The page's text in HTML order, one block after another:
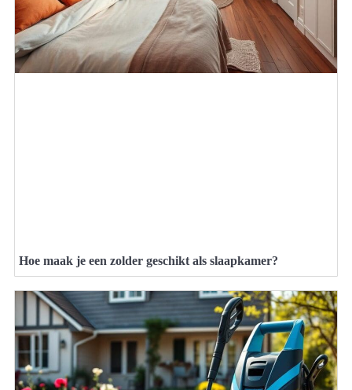
Hoe maak je een zolder geschikt als slaapkamer?